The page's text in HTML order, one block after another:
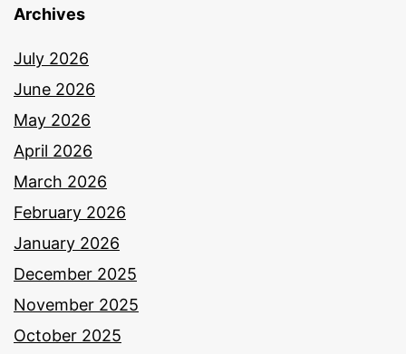
Archives
July 2026
June 2026
May 2026
April 2026
March 2026
February 2026
January 2026
December 2025
November 2025
October 2025